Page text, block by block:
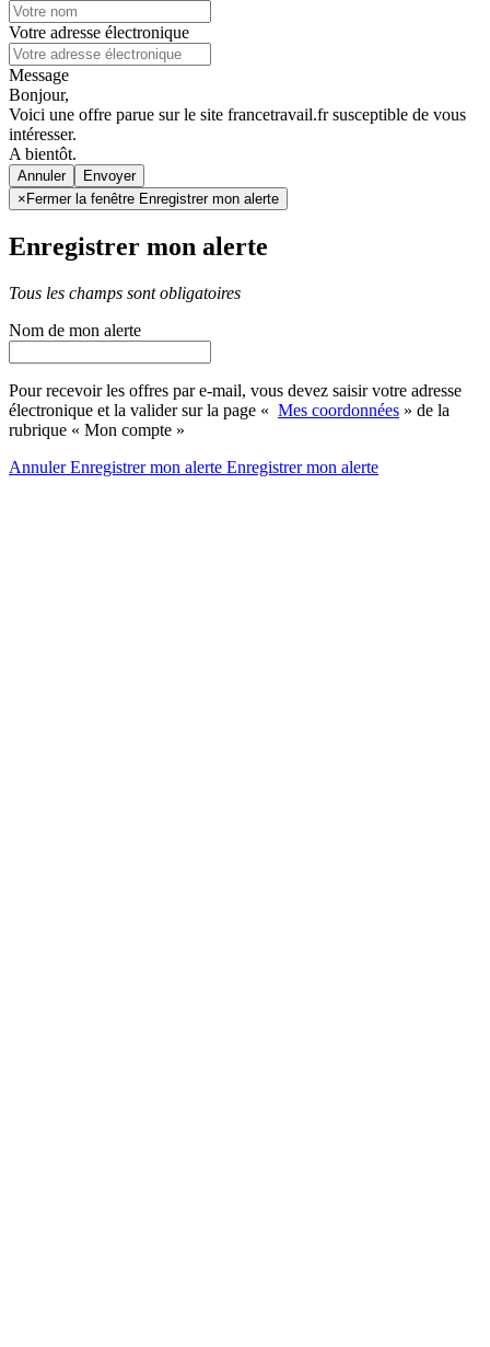
Votre adresse électronique
Message
Bonjour,
Voici une offre parue sur le site francetravail.fr susceptible de vous
intéresser.
A bientôt.
Annuler
× Fermer la fenêtre Enregistrer mon alerte
Enregistrer mon alerte
Tous les champs sont obligatoires
Nom de mon alerte
Pour recevoir les offres par e-mail, vous devez saisir votre adresse
électronique et la valider sur la page « Mes coordonnées » de la
rubrique « Mon compte »
AnnulerEnregistrer mon alerte Enregistrermon alerte